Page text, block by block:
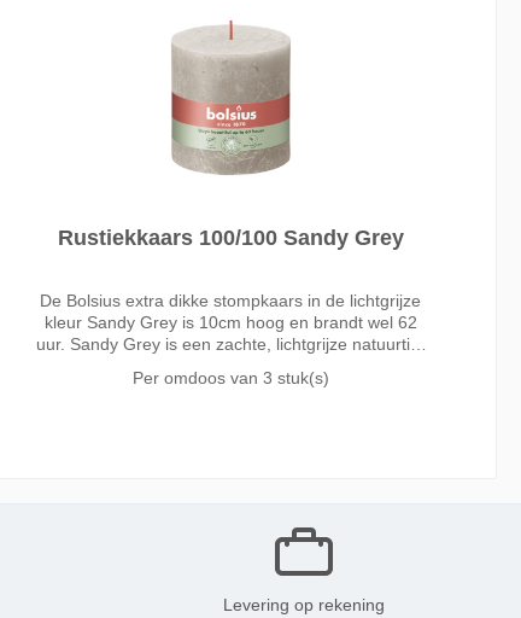
Rustiekkaars 100/100 Sandy Grey
De Bolsius extra dikke stompkaars in de lichtgrijze
kleur Sandy Grey is 10cm hoog en brandt wel 62
uur. Sandy Grey is een zachte, lichtgrijze natuurtint
zandstrand in de zomer! De perfecte basic die altijd
Per omdoos van 3 stuk(s)
Levering op rekening